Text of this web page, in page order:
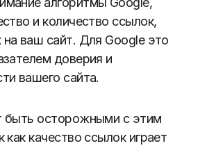
и количество ссылок,
ваш сайт. Для Google это
доверия и
вашего сайта.
быть осторожными с этим
как качество ссылок играет